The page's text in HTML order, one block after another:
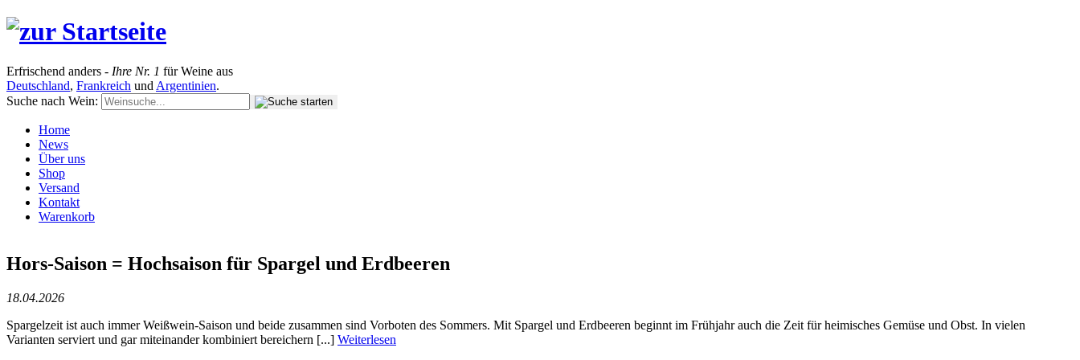
Erfrischend anders - Ihre Nr. 1 für Weine aus
Deutschland, Frankreich und Argentinien.
Suche nach Wein:
Home
News
Über uns
Shop
Versand
Kontakt
Warenkorb
Hors-Saison = Hochsaison für Spargel und Erdbeeren
18.04.2026
Spargelzeit ist auch immer Weißwein-Saison und beide zusammen sind Vorboten des Sommers. Mit Spargel und Erdbeeren beginnt im Frühjahr auch die Zeit für heimisches Gemüse und Obst. In vielen
Varianten serviert und gar miteinander kombiniert bereichern [...] Weiterlesen